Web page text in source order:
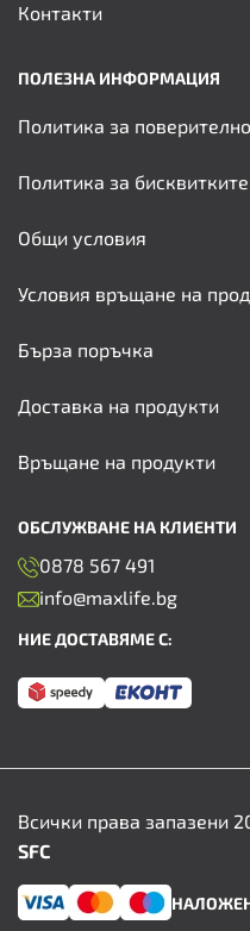
Контакти
ПОЛЕЗНА ИНФОРМАЦИЯ
Политика за
Политика за бисквитките
Общи условия
Условия връщане на
Бърза поръчка
Доставка на продукти
Връщане на продукти
ОБСЛУЖВАНЕ НА КЛИЕНТИ
0878 567 491
info@maxlife.bg
НИЕ ДОСТАВЯМЕ С:
Всички права запазени
SFC